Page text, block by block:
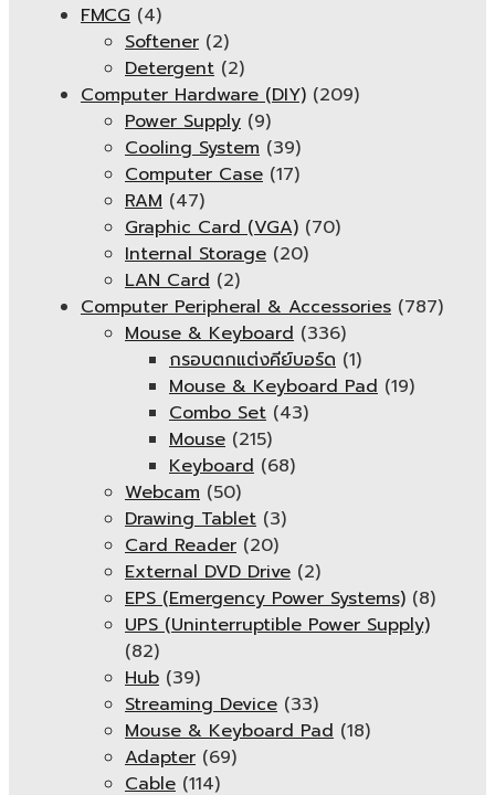
FMCG (4)
Softener (2)
Detergent (2)
Computer Hardware (DIY) (209)
Power Supply (9)
Cooling System (39)
Computer Case (17)
RAM (47)
Graphic Card (VGA) (70)
Internal Storage (20)
LAN Card (2)
Computer Peripheral & Accessories (787)
Mouse & Keyboard (336)
กรอบตกแต่งคีย์บอร์ด (1)
Mouse & Keyboard Pad (19)
Combo Set (43)
Mouse (215)
Keyboard (68)
Webcam (50)
Drawing Tablet (3)
Card Reader (20)
External DVD Drive (2)
EPS (Emergency Power Systems) (8)
UPS (Uninterruptible Power Supply)
(82)
Hub (39)
Streaming Device (33)
Mouse & Keyboard Pad (18)
Adapter (69)
Cable (114)